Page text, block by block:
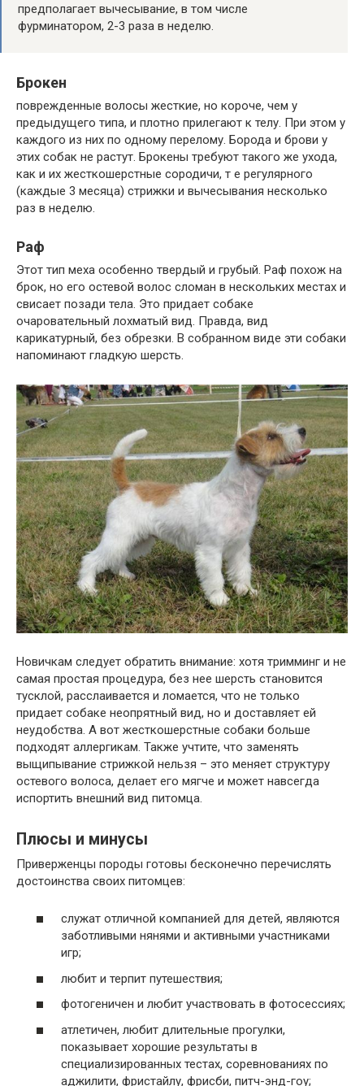
предполагает вычесывание, в том числе
фурминатором, 2-3 раза в неделю.
Брокен
поврежденные волосы жесткие, но короче, чем у
предыдущего типа, и плотно прилегают к телу. При этом у
каждого из них по одному перелому. Борода и брови у
этих собак не растут. Брокены требуют такого же ухода,
как и их жесткошерстные сородичи, т е регулярного
(каждые 3 месяца) стрижки и вычесывания несколько
раз в неделю.
Раф
Этот тип меха особенно твердый и грубый. Раф похож на
брок, но его остевой волос сломан в нескольких местах и
​​свисает позади тела. Это придает собаке
очаровательный лохматый вид. Правда, вид
карикатурный, без обрезки. В собранном виде эти собаки
напоминают гладкую шерсть.
Новичкам следует обратить внимание: хотя тримминг и не
самая простая процедура, без нее шерсть становится
тусклой, расслаивается и ломается, что не только
придает собаке неопрятный вид, но и доставляет ей
неудобства. А вот жесткошерстные собаки больше
подходят аллергикам. Также учтите, что заменять
выщипывание стрижкой нельзя – это меняет структуру
остевого волоса, делает его мягче и может навсегда
испортить внешний вид питомца.
Плюсы и минусы
Приверженцы породы готовы бесконечно перечислять
достоинства своих питомцев:
служат отличной компанией для детей, являются
заботливыми нянями и активными участниками
игр;
любит и терпит путешествия;
фотогеничен и любит участвовать в фотосессиях;
атлетичен, любит длительные прогулки,
показывает хорошие результаты в
специализированных тестах, соревнованиях по
аджилити, фристайлу, фрисби, питч-энд-гоу;